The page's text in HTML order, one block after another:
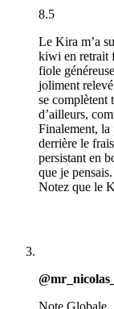
8.5
Le Kira m’a
kiwi en retrait
fiole
joliment
se complètent
d’ailleurs,
Finalement, la
derrière le
persistant en
que je
Notez que le
Note Globale